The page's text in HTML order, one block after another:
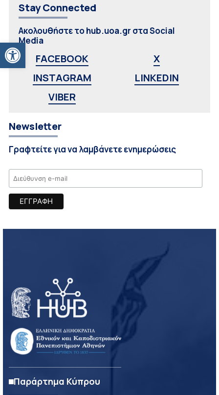
Ανοίξτε τη γραμμή εργαλείων
Stay Connected
Ακολουθήστε το hub.uoa.gr στα Social
Media
FACEBOOK
X
INSTAGRAM
LINKEDIN
VIBER
Newsletter
Γραφτείτε για να λαμβάνετε ενημερώσεις
Παράρτημα Κύπρου